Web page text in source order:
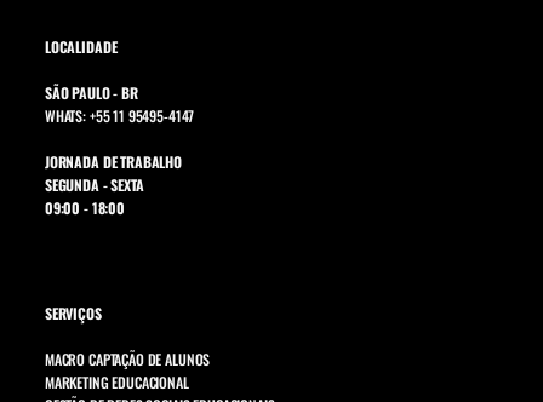
LOCALIDADE
SÃO PAULO - BR
WHATS: +55 11 95495-4147
JORNADA DE TRABALHO
SEGUNDA - SEXTA
09:00 - 18:00
SERVIÇOS
MACRO CAPTAÇÃO DE ALUNOS
MARKETING EDUCACIONAL